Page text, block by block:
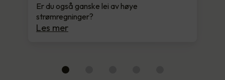
Er du også ganske lei av høye
strømregninger?
Les mer